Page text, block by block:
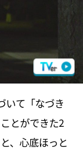
いて「なづき
とができた2
、心底ほっと